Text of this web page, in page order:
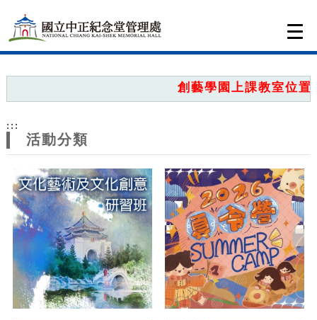
網
站
主
題
創藝學園上課教室位置圖
:::
活動分類